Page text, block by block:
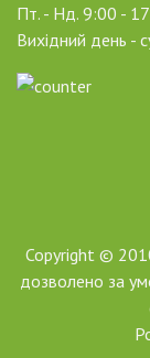
Пт. - Нд. 9:00 -
Вихідний день -
Copyright ©
дозволено за